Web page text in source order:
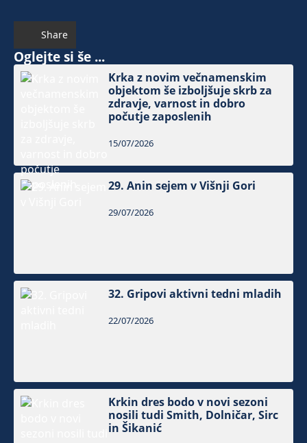
Share
Oglejte si še ...
Krka z novim večnamenskim
objektom še izboljšuje skrb za
zdravje, varnost in dobro
počutje zaposlenih
15/07/2026
29. Anin sejem v Višnji Gori
29/07/2026
32. Gripovi aktivni tedni mladih
22/07/2026
Krkin dres bodo v novi sezoni
nosili tudi Smith, Dolničar, Sirc
in Šikanić